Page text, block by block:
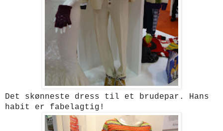
Det skønneste dress til et brudepar. Hans
habit er fabelagtig!